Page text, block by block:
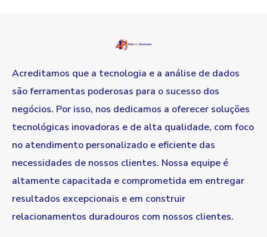
Acreditamos que a tecnologia e a análise de dados
são ferramentas poderosas para o sucesso dos
negócios. Por isso, nos dedicamos a oferecer soluções
tecnológicas inovadoras e de alta qualidade, com foco
no atendimento personalizado e eficiente das
necessidades de nossos clientes. Nossa equipe é
altamente capacitada e comprometida em entregar
resultados excepcionais e em construir
relacionamentos duradouros com nossos clientes.